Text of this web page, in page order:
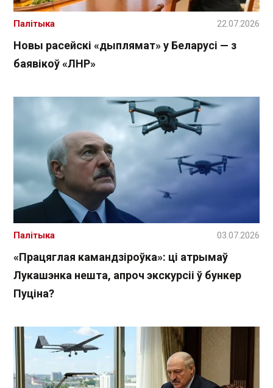
Новы расейскі «дыплямат» у Беларусі — з
баявікоў «ЛНР»
Палітыка 22.07.2026
«Працяглая камандзіроўка»: ці атрымаў
Лукашэнка нешта, апроч экскурсіі ў бункер
Пуціна?
Палітыка 03.07.2026